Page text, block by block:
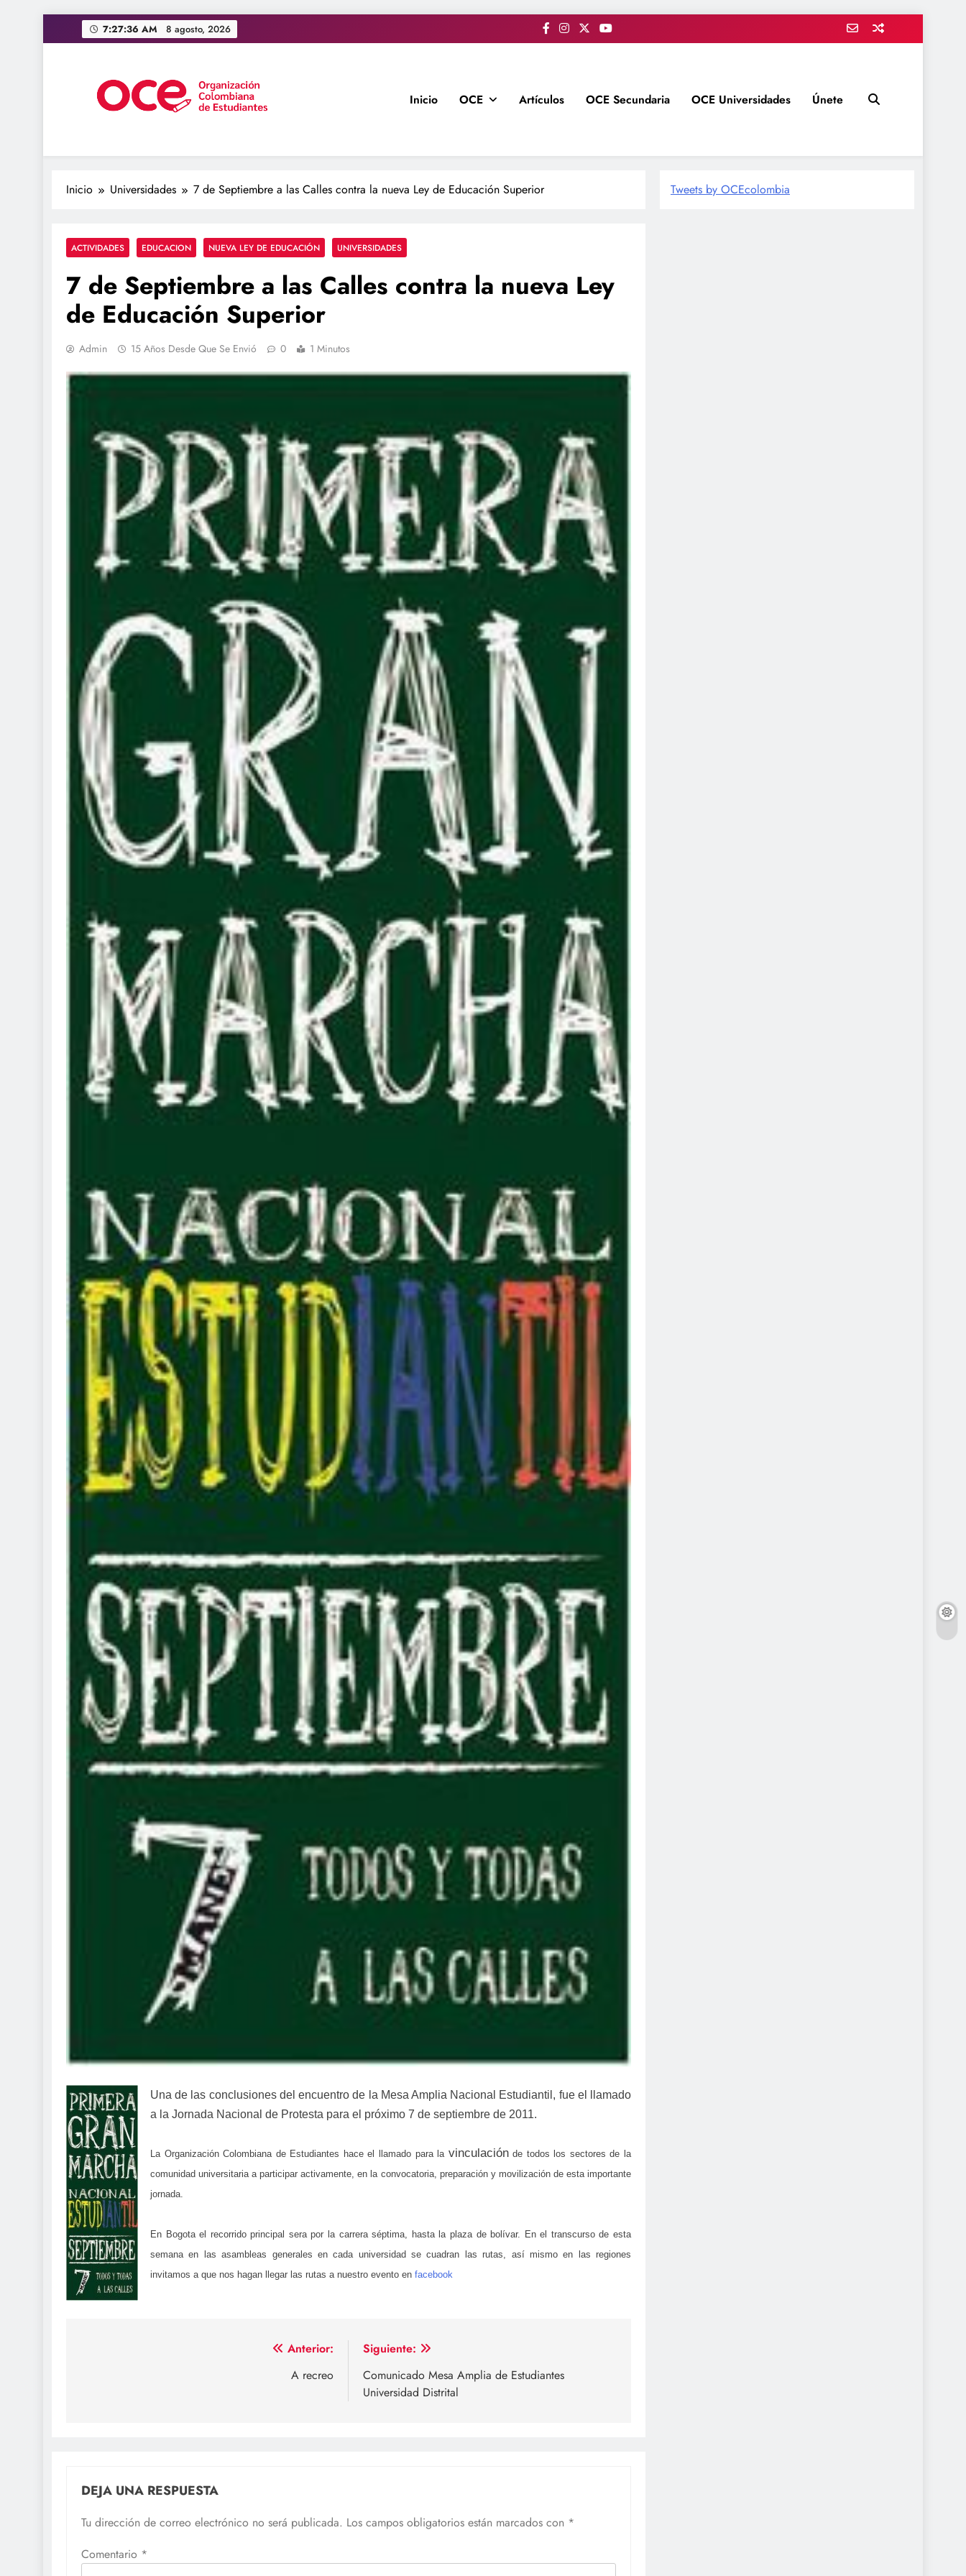
al
7:27:38 AM 8 agosto, 2026
OCE Colombia
Inicio OCE Artículos OCE Secundaria OCE Universidades Únete
Inicio Universidades 7 de Septiembre a las Calles contra la nueva Ley de Educación Superior
ACTIVIDADES EDUCACION NUEVA LEY DE EDUCACIÓN UNIVERSIDADES
7 de Septiembre a las Calles contra la nueva Ley
de Educación Superior
Admin 15 Años Desde Que Se Envió 0 1 Minutos
Una de las conclusiones del encuentro de la Mesa Amplia Nacional Estudiantil, fue el llamado
a la Jornada Nacional de Protesta para el próximo 7 de septiembre de 2011.
La Organización Colombiana de Estudiantes hace el llamado para la vinculaciónde todos los sectores de la
comunidad universitaria a participaractivamente , en la convocatoria, preparación y movilización de esta importante
jornada
En Bogotael recorrido principal sera por la carreraséptima , hasta la plaza de bolívar. En el transcurso de esta
semana en las asambleas generales en cada universidad se cuadran las rutas, asímismo en las regiones
invitamos a que nos hagan llegar las rutas a nuestro evento en facebook
Anterior:
A recreo
Siguiente:
Comunicado Mesa Amplia de Estudiantes
Universidad Distrital
DEJA UNA RESPUESTA
Tu dirección de correo electrónico no será publicada. Los campos obligatorios están marcados con *
Comentario *
Tweets by OCEcolombia